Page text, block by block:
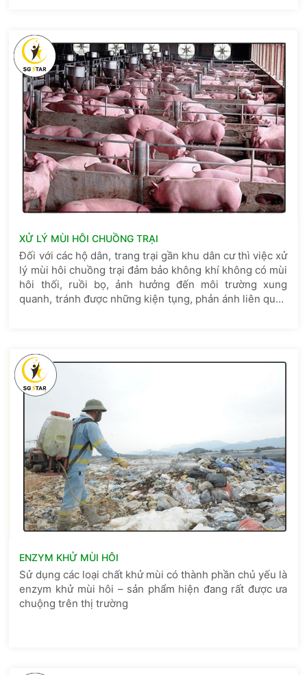
XỬ LÝ MÙI HÔI CHUỒNG TRẠI
Đối với các hộ dân, trang trại gần khu dân cư thì việc xử
lý mùi hôi chuồng trại đảm bảo không khí không có mùi
hôi thối, ruồi bọ, ảnh hưởng đến môi trường xung
quanh, tránh được những kiện tụng, phản ánh liên quan
ENZYM KHỬ MÙI HÔI
Sử dụng các loại chất khử mùi có thành phần chủ yếu là
enzym khử mùi hôi – sản phẩm hiện đang rất được ưa
chuộng trên thị trường